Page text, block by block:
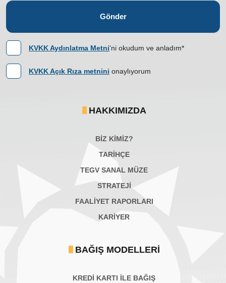
Gönder
KVKK Aydınlatma Metni'ni okudum ve anladım*
KVKK Açık Rıza metnini onaylıyorum
HAKKIMIZDA
BİZ KİMİZ?
TARİHÇE
TEGV SANAL MÜZE
STRATEJİ
FAALİYET RAPORLARI
KARIYER
BAĞIŞ MODELLERI
KREDİ KARTI İLE BAĞIŞ